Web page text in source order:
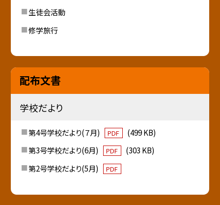
生徒会活動
修学旅行
配布文書
学校だより
第4号学校だより(７月) PDF
(499 KB)
第3号学校だより(6月)
PDF
(303 KB)
第2号学校だより(5月)
PDF